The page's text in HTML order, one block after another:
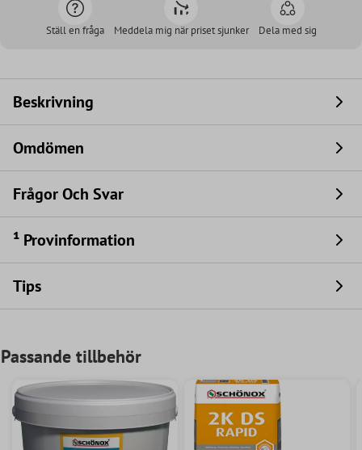
Ställ en fråga Meddela mig när priset sjunker Dela med sig
Beskrivning
Omdömen
Frågor Och Svar
¹ Provinformation
Tips
Passande tillbehör